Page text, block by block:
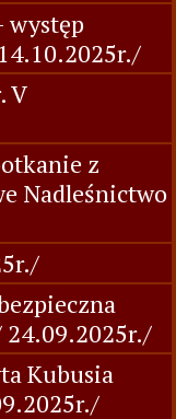
występ
V
z
Nadleśnictwo
24.09.2025r./
Kubusia